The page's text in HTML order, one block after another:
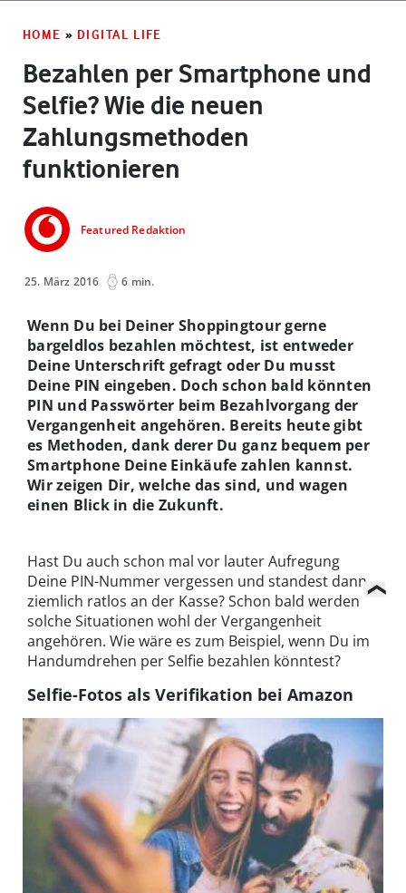
HOME » DIGITAL LIFE
Bezahlen per Smartphone und
Selfie? Wie die neuen
Zahlungsmethoden
funktionieren
Featured Redaktion
25. März 2016 6 min.
Wenn Du bei Deiner Shoppingtour gerne
bargeldlos bezahlen möchtest, ist entweder
Deine Unterschrift gefragt oder Du musst
Deine PIN eingeben. Doch schon bald könnten
PIN und Passwörter beim Bezahlvorgang der
Vergangenheit angehören. Bereits heute gibt
es Methoden, dank derer Du ganz bequem per
Smartphone Deine Einkäufe zahlen kannst.
Wir zeigen Dir, welche das sind, und wagen
einen Blick in die Zukunft.
Hast Du auch schon mal vor lauter Aufregung
Deine PIN-Nummer vergessen und standest dann
ziemlich ratlos an der Kasse? Schon bald werden
solche Situationen wohl der Vergangenheit
angehören. Wie wäre es zum Beispiel, wenn Du im
Handumdrehen per Selfie bezahlen könntest?
Selfie-Fotos als Verifikation bei Amazon